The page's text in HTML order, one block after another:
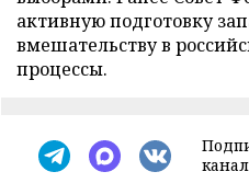
активную подготовку
вмешательству в
процессы.